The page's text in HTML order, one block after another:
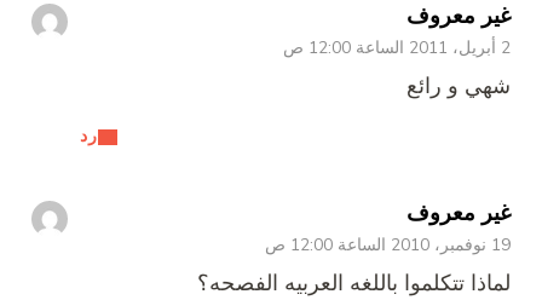
غير معروف
2 أبريل، 2011 الساعة 12:00 ص
رد
شهي و رائع
غير معروف
19 نوفمبر، 2010 الساعة 12:00 ص
لماذا تتكلموا باللغه العربيه الفصحه؟